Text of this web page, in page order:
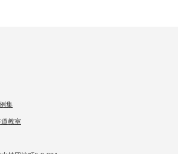
集
教室